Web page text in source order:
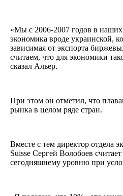
«Мы с 2006-2007 годов в
экономика вроде украинской,
зависимая от экспорта
считаем, что для экономики
сказал Альер.
При этом он отметил, что
рынка в целом ряде стран.
Вместе с тем директор отдела
Suisse Сергей Волобоев
сегодняшнему уровню при